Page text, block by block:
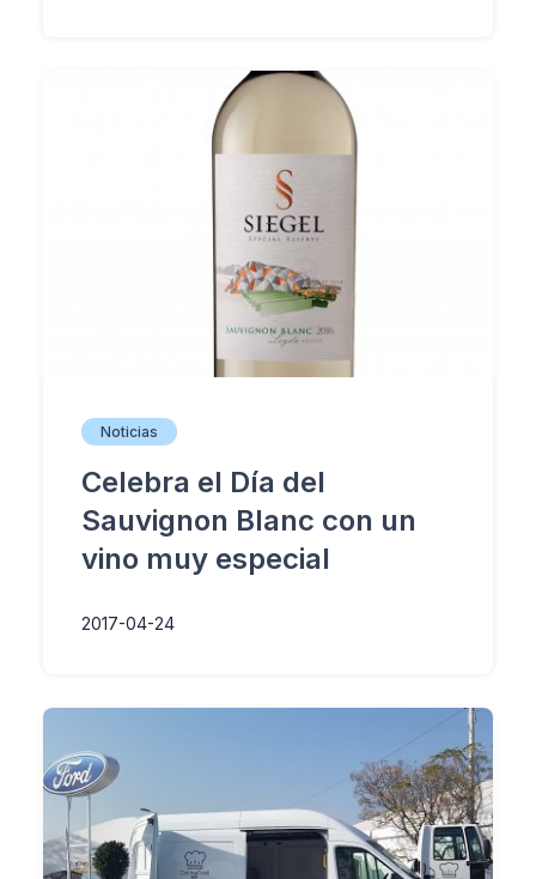
Noticias
Celebra el Día del
Sauvignon Blanc con un
vino muy especial
2017-04-24